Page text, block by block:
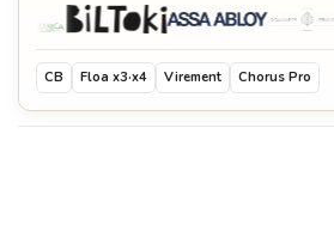
CB Floa x3·x4 Virement Chorus Pro